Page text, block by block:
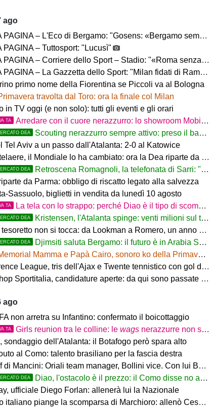
ago
– L'Eco di Bergamo: "Gosens: «Bergamo sempre casa mia. Incuriosito da Sarri»"
PAGINA – Tuttosport: "Lucusì"
PAGINA – Corriere dello Sport – Stadio: "«Roma senza limiti»"
PAGINA – La Gazzetta dello Sport: "Milan fidati di Ramos"
primo nome della Fiorentina se Piccoli va al Bologna
travolta dal Toro: ora la finale col Milan
in TV oggi (e non solo): tutti gli eventi e gli orari
TA Arredare con il cuore nerazzurro: lo showroom Mobilmondo a Osio Sotto. Quando essere di fede atalantina
DEA Scouting nerazzurro sempre attivo: preso il baby difensore 2010 Levačić
Tel Aviv a un passo dall'Atalanta: 2-0 al Katowice
il Mondiale lo ha cambiato: ora la Dea riparte da lui
DEA Retroscena Romagnoli, la telefonata di Sarri: "Vieni con me a Bergamo"
da Parma: obbligo di riscatto legato alla salvezza
Sassuolo, biglietti in vendita da lunedì 10 agosto
TA La tela con lo strappo: perché Diao è il tipo di scommessa che Giuntoli ama
DEA Kristensen, l'Atalanta spinge: venti milioni sul tavolo
non si tocca: da Lookman a Romero, un anno di rinunce
DEA Djimsiti saluta Bergamo: il futuro è in Arabia Saudita! Tre milioni e firma biennale
Mamma e Papà Cairo, sonoro ko della Primavera contro il Toro
League, tris dell'Ajax e Twente tennistico con gol di Pjaca
Sportitalia, candidature aperte: da qui sono passate firme di Serie A
ago
non arretra su Infantino: confermato il boicottaggio
TA Girls reunion tra le colline: lewags nerazzurre non si perdono di vista
sondaggio dell'Atalanta: il Botafogo però spara alto
al Como: talento brasiliano per la fascia destra
Mancini: Oriali team manager, Bollini vice. Con lui Bonucci, Gagliardi e Maccarone
DEA Diao, l'ostacolo è il prezzo: il Como disse no a 60 milioni
ufficiale Diego Forlan: allenerà lui la Nazionale
italiano piange la scomparsa di Marchioro: allenò Cesena e Milan